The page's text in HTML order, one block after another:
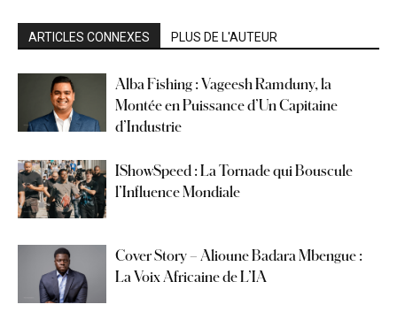
ARTICLES CONNEXES PLUS DE L'AUTEUR
Alba Fishing : Vageesh Ramduny, la
Montée en Puissance d’Un Capitaine
d’Industrie
IShowSpeed : La Tornade qui Bouscule
l’Influence Mondiale
Cover Story – Alioune Badara Mbengue :
La Voix Africaine de L’IA